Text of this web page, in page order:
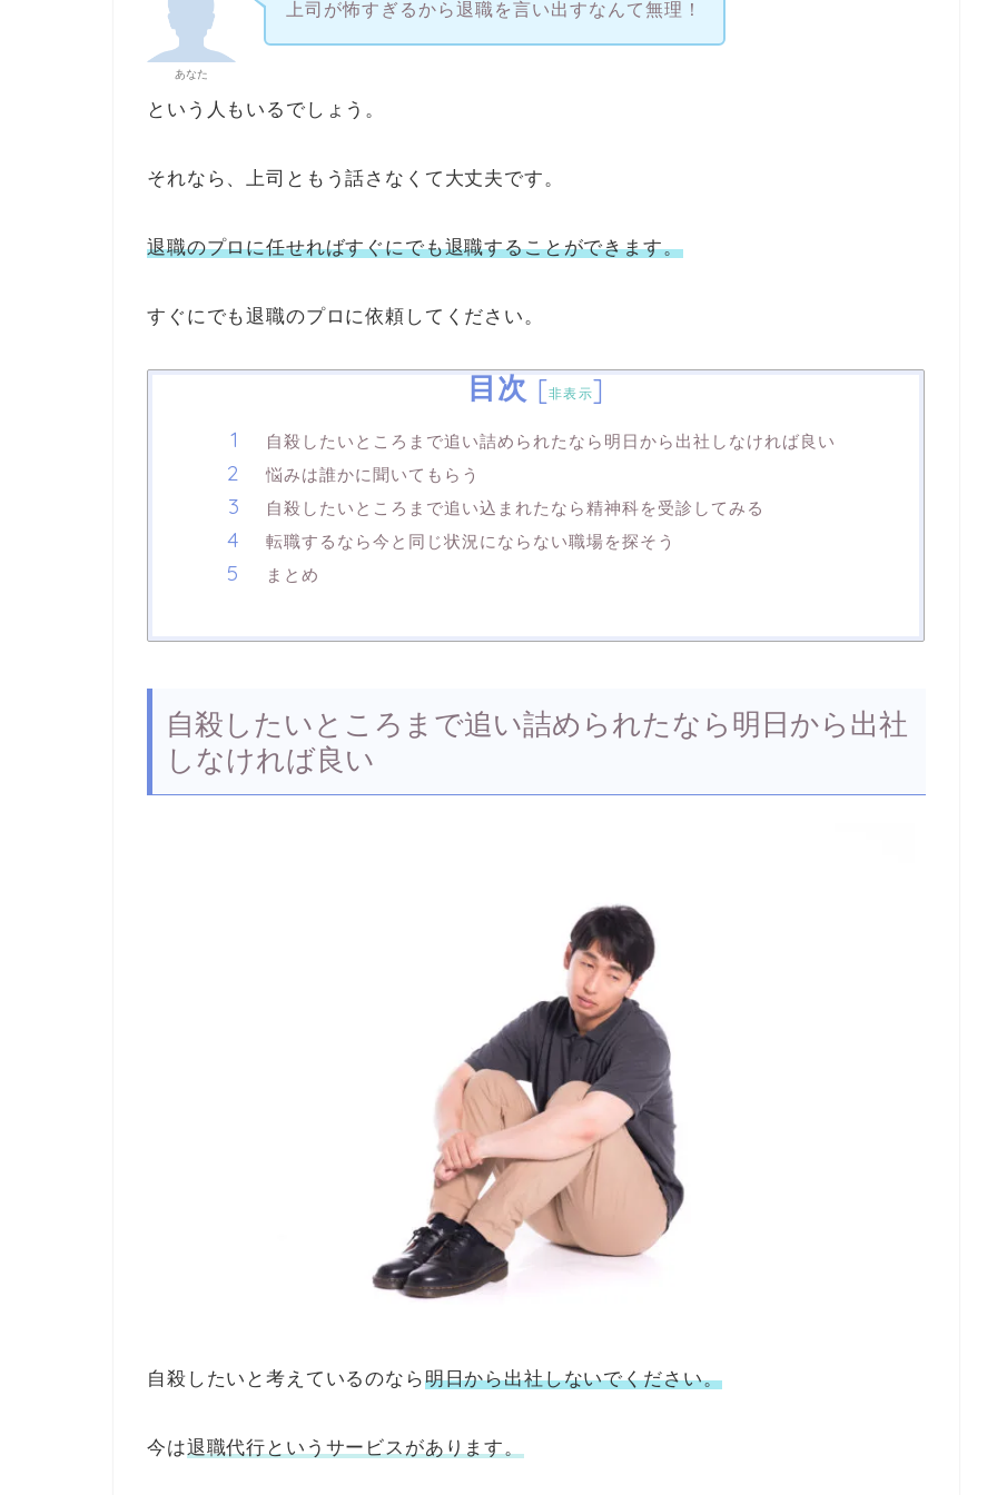
あなた
上司が怖すぎるから退職を言い出すなんて無理！
という人もいるでしょう。
それなら、上司ともう話さなくて大丈夫です。
退職のプロに任せればすぐにでも退職することができます。
すぐにでも退職のプロに依頼してください。
目次 [非表示]
自殺したいところまで追い詰められたなら明日から出社しなければ良い
悩みは誰かに聞いてもらう
自殺したいところまで追い込まれたなら精神科を受診してみる
転職するなら今と同じ状況にならない職場を探そう
まとめ
自殺したいところまで追い詰められたなら明日から出社
しなければ良い
自殺したいと考えているのなら明日から出社しないでください。
今は退職代行というサービスがあります。